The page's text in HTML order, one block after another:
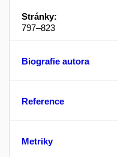
Stránky:
797–823
Biografie autora
Reference
Metriky